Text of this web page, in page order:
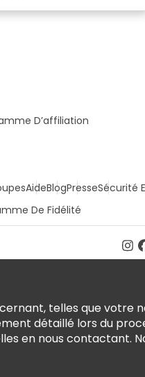
D’affiliation
AideBlogPresseSécurité
De Fidélité
telles que
détaillé lors du
en nous contactant.